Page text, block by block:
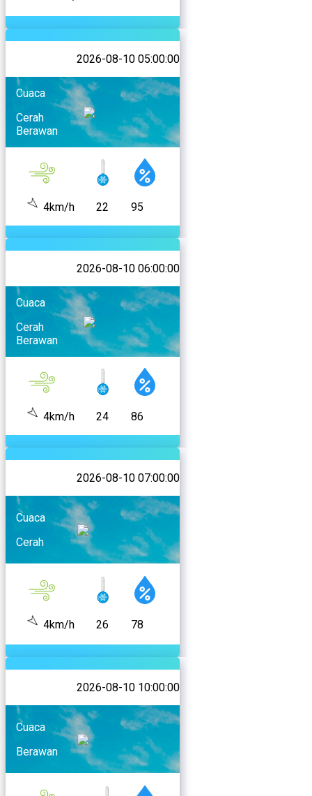
2026-08-10 05:00:00
Cuaca
Cerah
Berawan
4km/h 22 95
2026-08-10 06:00:00
Cuaca
Cerah
Berawan
4km/h 24 86
2026-08-10 07:00:00
Cuaca
Cerah
4km/h 26 78
2026-08-10 10:00:00
Cuaca
Berawan